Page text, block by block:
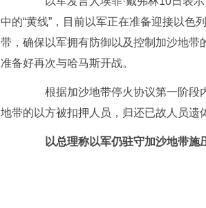
中的“黄线”，目前以军正在准备迎接以色
带，确保以军拥有防御以及控制加沙地
准备好再次与哈马斯开战。
根据加沙地带停火协议第一阶段
地带的以方被扣押人员，归还已故人员遗
以总理称以军仍驻守加沙地带施